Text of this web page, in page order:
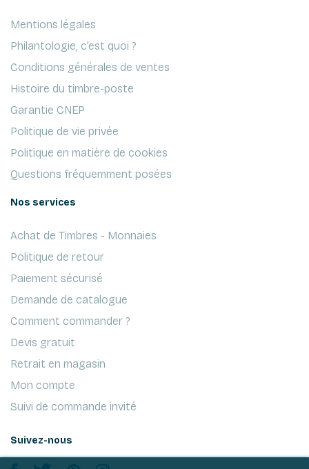
Mentions légales
Philantologie, c'est quoi ?
Conditions générales de ventes
Histoire du timbre-poste
Garantie CNEP
Politique de vie privée
Politique en matière de cookies
Questions fréquemment posées
Nos services
Achat de Timbres - Monnaies
Politique de retour
Paiement sécurisé
Demande de catalogue
Comment commander ?
Devis gratuit
Retrait en magasin
Mon compte
Suivi de commande invité
Suivez-nous